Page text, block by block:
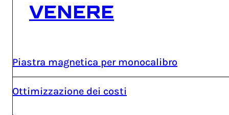
VENERE
Piastra magnetica per monocalibro
Ottimizzazione dei costi